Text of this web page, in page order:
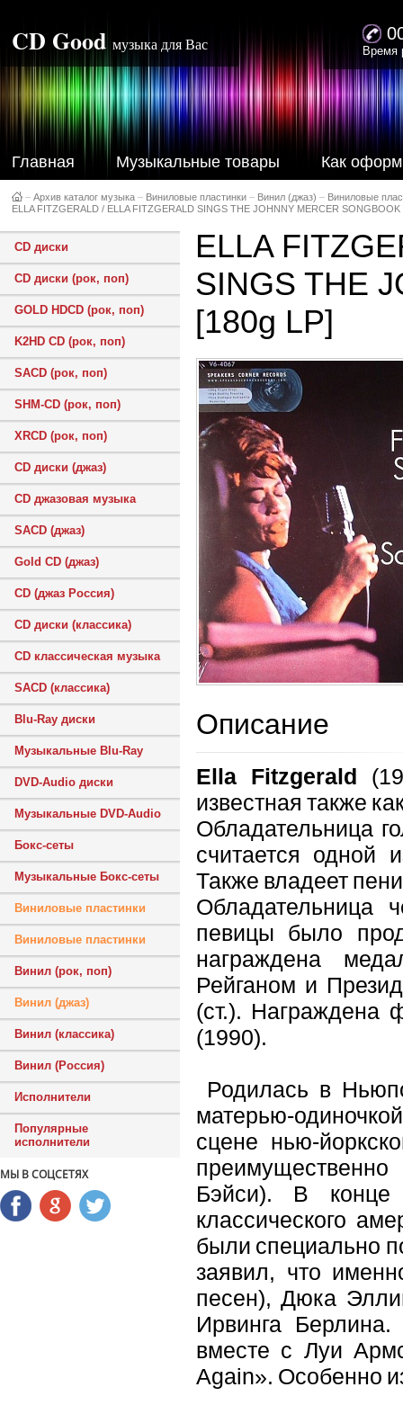
CD Good музыка для Вас Время
Главная Музыкальные товары Как
– Архив каталог музыка – Виниловые пластинки – Винил (джаз) – Виниловые
ELLA FITZGERALD / ELLA FITZGERALD SINGS THE JOHNNY MERCER SONGBOOK
CD диски
CD диски (рок, поп)
GOLD HDCD (рок, поп)
K2HD CD (рок, поп)
SACD (рок, поп)
SHM-CD (рок, поп)
XRCD (рок, поп)
CD диски (джаз)
CD джазовая музыка
SACD (джаз)
Gold CD (джаз)
CD (джаз Россия)
CD диски (классика)
CD классическая музыка
SACD (классика)
Blu-Ray диски
Музыкальные Blu-Ray
DVD-Audio диски
Музыкальные DVD-Audio
Бокс-сеты
Музыкальные Бокс-сеты
Виниловые пластинки
Виниловые пластинки
Винил (рок, поп)
Винил (джаз)
Винил (классика)
Винил (Россия)
Исполнители
Популярные
исполнители
МЫ В СОЦСЕТЯХ
ELLA
SINGS THE
[180g LP]
Описание
Ella Fitzgerald
известная также
Обладательница
считается одной
Также владеет
Обладательница
певицы было
награждена
Рейганом и
(ст.). Награждена
(1990).
Родилась в
матерью-
сцене нью-
Бэйси). В конце
классического
были специально
заявил, что
песен), Дюка
Ирвинга
вместе с Луи
Again». Особенно